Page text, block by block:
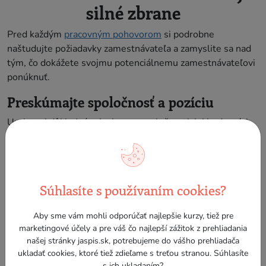
silné zbrane
Pred každým pracovným pohovorom si podrobne
naštudujte požiadavky zamestnávateľa a zamyslite sa nad
tým, čo dokážete svojmu potenciálnemu zamestnávateľovi
ponúknuť.
Preskúmajte spoločnosť a pozíciu
Urobte si dôkladný prieskum o spoločnosti, jej hodnotách,
aktuálne správy o firme, pozrite si jej sociálne siete a
pokúste sa pochopiť, čo môže byť pre zamestnávateľa
prepojiť svoje skúsenosti a kvality s tým, čo firma
Pomenujte si svoje kľúčové zručnosti a
skúsenosti
Súhlasíte s používaním cookies?
Aby sme vám mohli odporúčať najlepšie kurzy, tiež pre
marketingové účely a pre váš čo najlepší zážitok z prehliadania
našej stránky jaspis.sk, potrebujeme do vášho prehliadača
ukladať cookies, ktoré tiež zdieľame s treťou stranou. Súhlasíte